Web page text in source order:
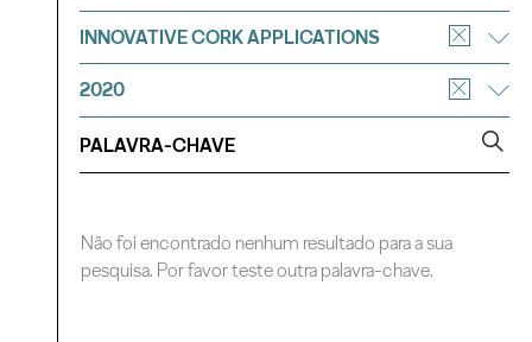
INNOVATIVE CORK APPLICATIONS
2020
Não foi encontrado nenhum resultado para a sua
pesquisa. Por favor teste outra palavra-chave.